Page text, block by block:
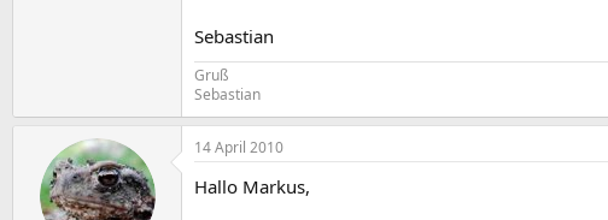
Sebastian
Gruß
Sebastian
14 April 2010
Hallo Markus,